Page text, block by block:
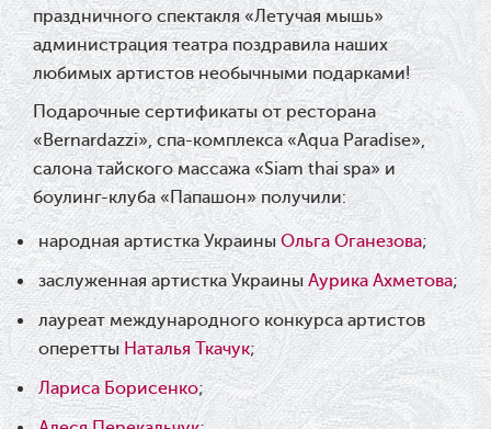
08.05.2026
Відновлення мюзиклу «Ханум»
06.05.2026
Вітаємо з прем'єрою у виставі «Два
кольори однієї долі» Катерину
Мись!
26.04.2026
З першою прем'єрою 2026 року!
25.04.2026
праздничного спектакля «Летучая мышь»
администрация театра поздравила наших
любимых артистов необычными подарками!
Подарочные сертификаты от ресторана
«Bernardazzi», спа-комплекса «Aqua Paradise»,
салона тайского массажа «Siam thai spa» и
боулинг-клуба «Папашон» получили:
народная артистка Украины Ольга Оганезова;
заслуженная артистка УкраиныАурика Ахметова;
лауреат международного конкурса артистов
опереттыНаталья Ткачук;
Лариса Борисенко;